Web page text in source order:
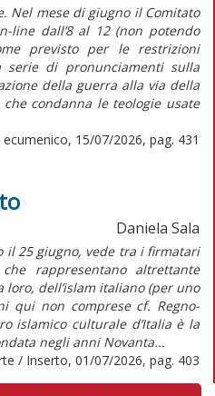
Nel mese di giugno il Comitato
line dall’8 al 12 (non potendo
previsto per le restrizioni
serie di pronunciamenti sulla
della guerra alla via della
condanna le teologie usate
15/07/2026, pag. 431
Daniela Sala
il 25 giugno, vede tra i firmatari
rappresentano altrettante
dell’islam italiano (per uno
qui non comprese cf. Regno-
culturale d’Italia è la
negli anni Novanta...
/ Inserto, 01/07/2026, pag. 403